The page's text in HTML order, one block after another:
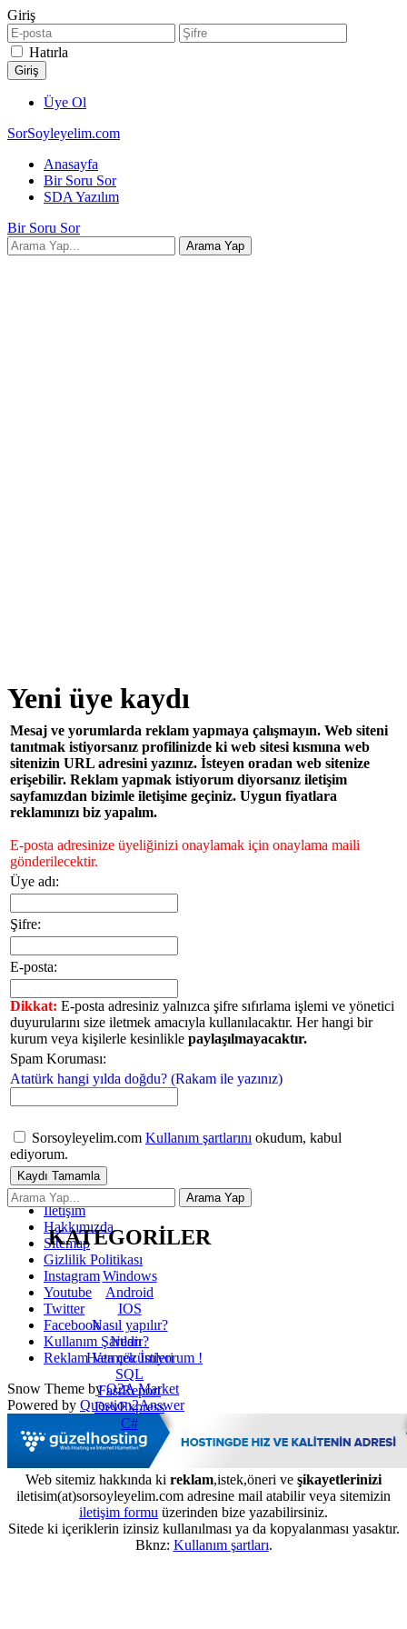
Giriş
Hatırla
Üye Ol
SorSoyleyelim.com
Anasayfa
Bir Soru Sor
SDA Yazılım
Bir Soru Sor
Yeni üye kaydı
Mesaj ve yorumlarda reklam yapmaya çalışmayın. Web siteni
tanıtmak istiyorsanız profilinizde ki web sitesi kısmına web
sitenizin URL adresini yazınız. İsteyen oradan web sitenize
erişebilir. Reklam yapmak istiyorum diyorsanız iletişim
sayfamızdan bizimle iletişime geçiniz. Uygun fiyatlara
reklamınızı biz yapalım.
E-posta adresinize üyeliğinizi onaylamak için onaylama maili
gönderilecektir.
Üye adı:
Şifre:
E-posta:
Dikkat: E-posta adresiniz yalnızca şifre sıfırlama işlemi ve yönetici
duyurularını size iletmek amacıyla kullanılacaktır. Her hangi bir
kurum veya kişilerle kesinlikle paylaşılmayacaktır.
Spam Koruması:
Atatürk hangi yılda doğdu? (Rakam ile yazınız)
Sorsoyleyelim.com Kullanım şartlarını okudum, kabul
ediyorum.
KATEGORİLER
Windows
Android
IOS
Nasıl yapılır?
Nedir?
Hata çözümleri
SQL
FastReport
DevExpress
C#
İletişim
Hakkımızda
Sitemap
Gizlilik Politikası
Instagram
Youtube
Twitter
Facebook
Kullanım Şartları
Reklam Vermek İstiyorum !
Snow Theme byQ2A Market
Powered by Question2Answer
Web sitemiz hakkında ki reklam,istek,öneri ve şikayetlerinizi
iletisim(at)sorsoyleyelim.com adresine mail atabilir veya sitemizin
iletişim formu üzerinden bize yazabilirsiniz.
Sitede ki içeriklerin izinsiz kullanılması ya da kopyalanması yasaktır.
Bknz: Kullanım şartları.